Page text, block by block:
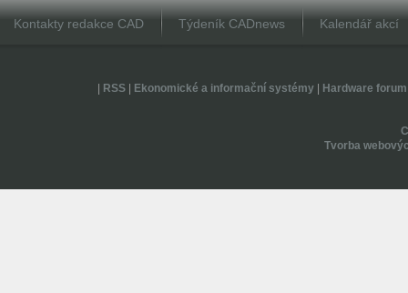
Kontakty redakce CAD Týdeník CADnews Kalendář akcí
RSS| Ekonomické a informační systémy| Hardware forum
Tvorba